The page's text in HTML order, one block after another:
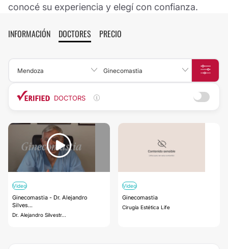
conocé su experiencia y elegí con confianza.
INFORMACIÓN DOCTORES PRECIO
Mendoza Ginecomastia
DOCTORS
Video
Ginecomastia - Dr. Alejandro
Silves...
Dr. Alejandro Silvestr...
Video
Ginecomastia
Cirugía Estética Life